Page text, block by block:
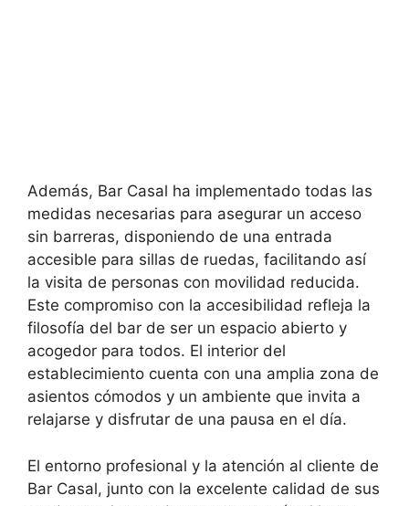
Además, Bar Casal ha implementado todas las
medidas necesarias para asegurar un acceso
sin barreras, disponiendo de una entrada
accesible para sillas de ruedas, facilitando así
la visita de personas con movilidad reducida.
Este compromiso con la accesibilidad refleja la
filosofía del bar de ser un espacio abierto y
acogedor para todos. El interior del
establecimiento cuenta con una amplia zona de
asientos cómodos y un ambiente que invita a
relajarse y disfrutar de una pausa en el día.
El entorno profesional y la atención al cliente de
Bar Casal, junto con la excelente calidad de sus